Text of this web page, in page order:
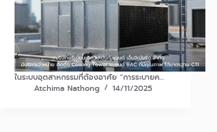
ในระบบอุตสาหกรรมที่ต้องอาศัย “การระบายค…
Atchima Nathong
14/11/2025